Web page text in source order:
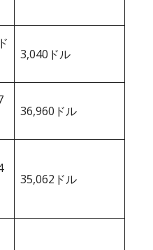
3,040ドル
36,960ドル
35,062ドル